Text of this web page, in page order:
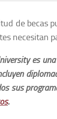
de becas
necesitan
es
sus
.